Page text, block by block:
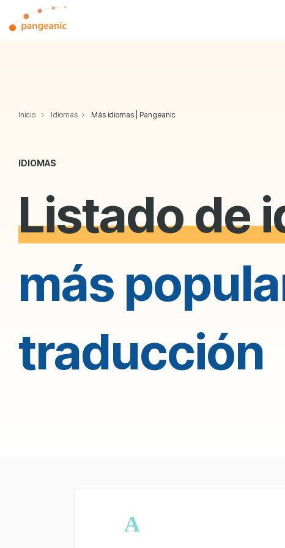
the
Inicio Idiomas Más idiomas | Pangeanic
IDIOMAS
Listado de
más
traducción
A